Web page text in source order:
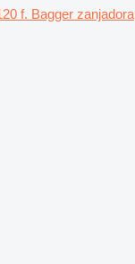
f. Bagger zanjadora